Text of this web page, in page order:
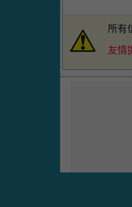
所有
友情